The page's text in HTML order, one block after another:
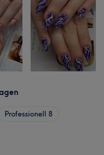
Professionell 8